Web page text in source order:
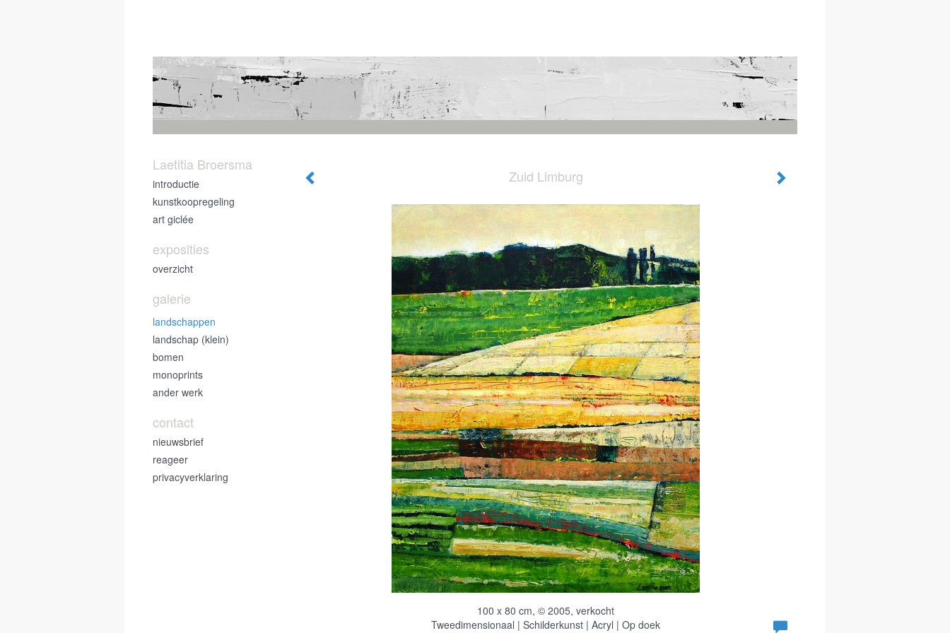
Zuid Limburg
100 x 80 cm, © 2005, verkocht
Tweedimensionaal | Schilderkunst | Acryl | Op doek
Laetitia Broersma
introductie
kunstkoopregeling
art giclée
exposities
overzicht
galerie
landschappen
landschap (klein)
bomen
monoprints
ander werk
contact
nieuwsbrief
reageer
privacyverklaring